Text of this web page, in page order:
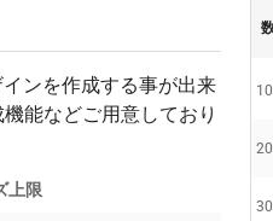
ンを作成する事が出来
能などご用意しており
上限